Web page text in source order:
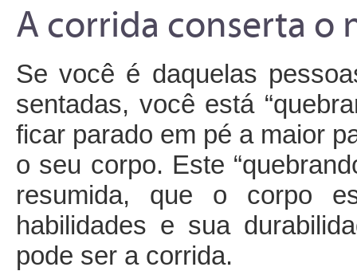
A corrida conserta o
Se você é daquelas
sentadas, você está
ficar parado em pé a maior
o seu corpo. Este
resumida, que o corpo
habilidades e sua
pode ser a corrida.